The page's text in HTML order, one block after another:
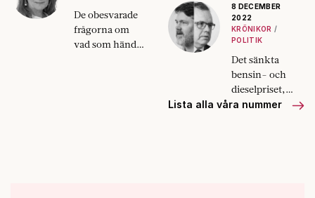
De obesvarade
frågorna om
vad som hände
8 DECEMBER
2022
KRÖNIKOR
POLITIK
Det sänkta
bensin- och
dieselpriset,
menar Markus
Lista alla våra nummer